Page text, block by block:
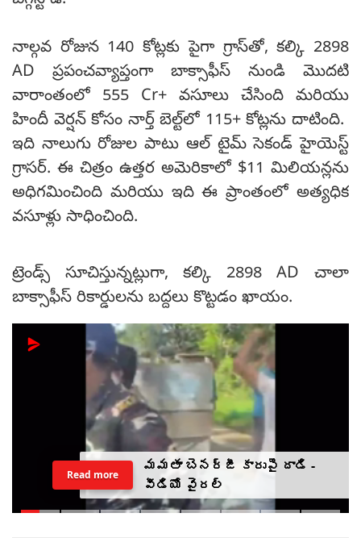
నాల్గవ రోజున 140 కోట్లకు పైగా గ్రాస్‌తో, కల్కి 2898
AD ప్రపంచవ్యాప్తంగా బాక్సాఫీస్ నుండి మొదటి
వారాంతంలో 555 Cr+ వసూలు చేసింది మరియు
హిందీ వెర్షన్ కోసం నార్త్ బెల్ట్‌లో 115+ కోట్లను దాటింది.
ఇది నాలుగు రోజుల పాటు ఆల్ టైమ్ సెకండ్ హైయెస్ట్
గ్రాసర్. ఈ చిత్రం ఉత్తర అమెరికాలో $11 మిలియన్లను
అధిగమించింది మరియు ఇది ఈ ప్రాంతంలో అత్యధిక
వసూళ్లు సాధించింది.
ట్రెండ్స్ సూచిస్తున్నట్లుగా, కల్కి 2898 AD చాలా
బాక్సాఫీస్ రికార్డులను బద్దలు కొట్టడం ఖాయం.
మమతా బెనర్జీ కారుపై దాడి -
వీడియో వైరల్
Read more